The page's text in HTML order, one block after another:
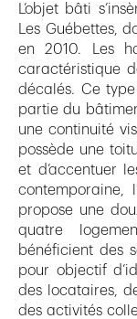
L’objet bâti
Les Guébettes,
en 2010. Les
caractéristique
décalés. Ce
partie du
une continuité
possède une
et d’accentuer
contemporaine,
propose une
quatre
bénéficient des
pour objectif
des locataires,
des activités